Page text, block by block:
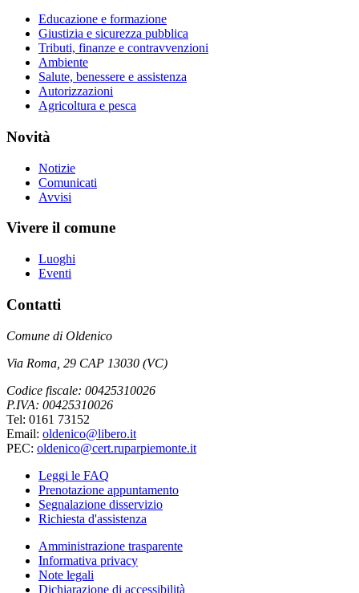
Educazione e formazione
Giustizia e sicurezza pubblica
Tributi, finanze e contravvenzioni
Ambiente
Salute, benessere e assistenza
Autorizzazioni
Agricoltura e pesca
Novità
Notizie
Comunicati
Avvisi
Vivere il comune
Luoghi
Eventi
Contatti
Comune di Oldenico
Via Roma, 29 CAP 13030 (VC)
Codice fiscale: 00425310026
P.IVA: 00425310026
Tel: 0161 73152
Email: oldenico@libero.it
PEC: oldenico@cert.ruparpiemonte.it
Leggi le FAQ
Prenotazione appuntamento
Segnalazione disservizio
Richiesta d'assistenza
Amministrazione trasparente
Informativa privacy
Note legali
Dichiarazione di accessibilità